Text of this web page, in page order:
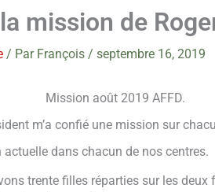
mission de
/ Par François / septembre 16, 2019
2019 AFFD.
m’a confié une mission sur
dans chacun de nos centres.
trente filles réparties sur les